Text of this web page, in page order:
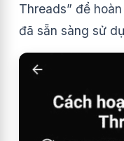
Threads” để
đã sẵn sàng sử